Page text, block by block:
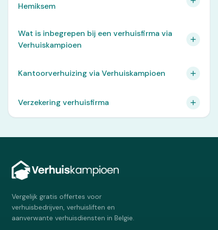
Hemiksem
Wat is inbegrepen bij een verhuisfirma via
Verhuiskampioen
Kantoorverhuizing via Verhuiskampioen
Verzekering verhuisfirma
Vergelijk gratis offertes voor
verhuisbedrijven, verhuisliften en
aanverwante verhuisdiensten in Belgie.